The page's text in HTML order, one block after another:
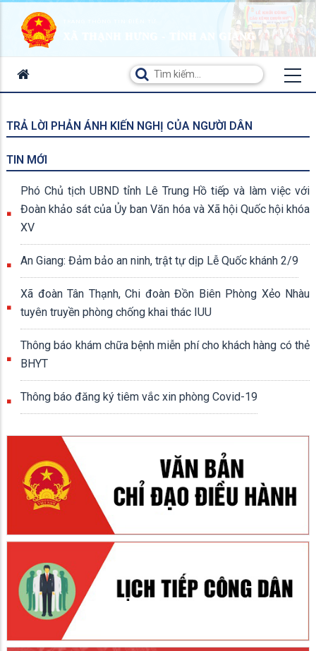
XÃ THẠNH HƯNG - TỈNH AN GIANG
TRẢ LỜI PHẢN ÁNH KIẾN NGHỊ CỦA NGƯỜI DÂN
TIN MỚI
Phó Chủ tịch UBND tỉnh Lê Trung Hồ tiếp và làm việc với
Đoàn khảo sát của Ủy ban Văn hóa và Xã hội Quốc hội khóa
XV
An Giang: Đảm bảo an ninh, trật tự dịp Lễ Quốc khánh 2/9
Xã đoàn Tân Thạnh, Chi đoàn Đồn Biên Phòng Xẻo Nhàu
tuyên truyền phòng chống khai thác IUU
Thông báo khám chữa bệnh miễn phí cho khách hàng có thẻ
BHYT
Thông báo đăng ký tiêm vắc xin phòng Covid-19